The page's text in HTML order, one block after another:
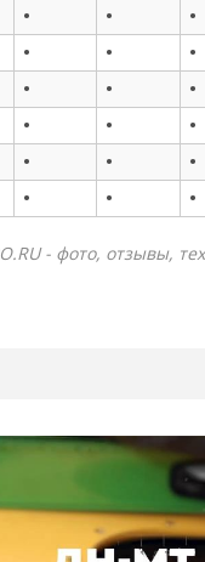
• • •
• • •
• • •
• • •
• • •
• • •
- фото, отзывы,